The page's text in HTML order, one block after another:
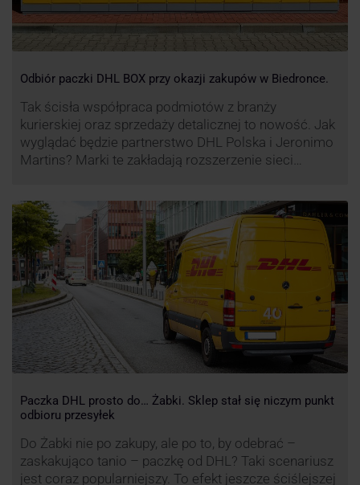
Odbiór paczki DHL BOX przy okazji zakupów w Biedronce.
Tak ścisła współpraca podmiotów z branży
kurierskiej oraz sprzedaży detalicznej to nowość. Jak
wyglądać będzie partnerstwo DHL Polska i Jeronimo
Martins? Marki te zakładają rozszerzenie sieci
Paczka DHL prosto do… Żabki. Sklep stał się niczym punkt
odbioru przesyłek
Do Żabki nie po zakupy, ale po to, by odebrać –
zaskakująco tanio – paczkę od DHL? Taki scenariusz
jest coraz popularniejszy. To efekt jeszcze ściślejszej